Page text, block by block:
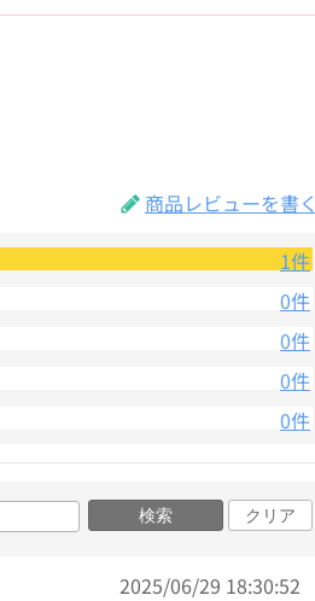
商品レビューを書く
1件
0件
0件
0件
0件
検索 クリア
2025/06/29 18:30:52